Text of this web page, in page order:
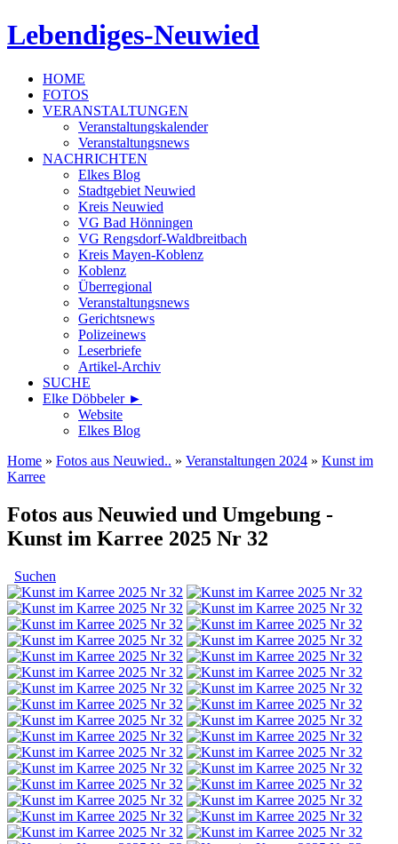
Lebendiges-Neuwied
HOME
FOTOS
VERANSTALTUNGEN
Veranstaltungskalender
Veranstaltungsnews
NACHRICHTEN
Elkes Blog
Stadtgebiet Neuwied
Kreis Neuwied
VG Bad Hönningen
VG Rengsdorf-Waldbreitbach
Kreis Mayen-Koblenz
Koblenz
Überregional
Veranstaltungsnews
Gerichtsnews
Polizeinews
Leserbriefe
Artikel-Archiv
SUCHE
Elke Döbbeler ►
Website
Elkes Blog
Home » Fotos aus Neuwied.. » Veranstaltungen 2024 » Kunst im
Karree
Fotos aus Neuwied und Umgebung -
Kunst im Karree 2025 Nr 32
Suchen